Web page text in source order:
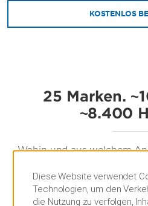
KOSTENLOS
25 Marken.
~8.400
Wohin und aus welchem
Hotels by Wyndham finden
suchen. Zudem können
preisgekrönten
Diese Website verwendet
Technologien, um den
die Nutzung zu verfolgen,